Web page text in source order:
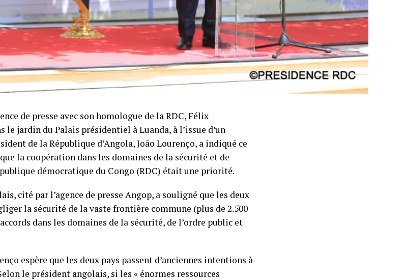
de presse avec son homologue de la RDC, Félix
le jardin du Palais présidentiel à Luanda, à l’issue d’un
de la République d’Angola, João Lourenço, a indiqué ce
la coopération dans les domaines de la sécurité et de
démocratique du Congo (RDC) était une priorité.
cité par l’agence de presse Angop, a souligné que les deux
la sécurité de la vaste frontière commune (plus de 2.500
dans les domaines de la sécurité, de l’ordre public et
espère que les deux pays passent d’anciennes intentions à
le président angolais, si les « énormes ressources